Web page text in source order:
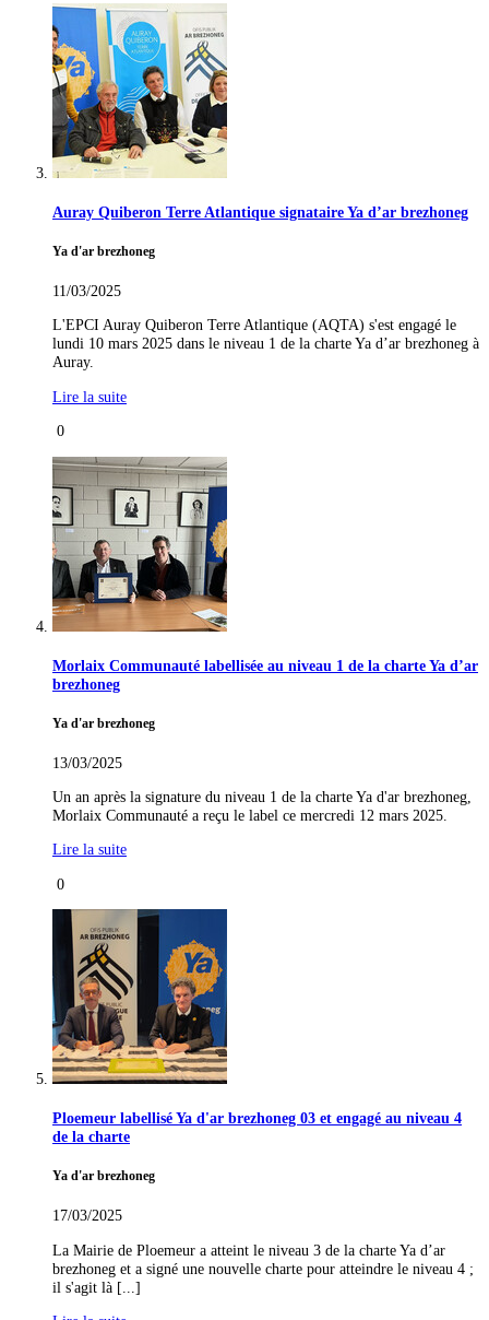
Auray Quiberon Terre Atlantique signataire Ya d’ar brezhoneg
Ya d'ar brezhoneg
11/03/2025
L'EPCI Auray Quiberon Terre Atlantique (AQTA) s'est engagé le
lundi 10 mars 2025 dans le niveau 1 de la charte Ya d’ar brezhoneg à
Auray.
Lire la suite
0
Morlaix Communauté labellisée au niveau 1 de la charte Ya d’ar
brezhoneg
Ya d'ar brezhoneg
13/03/2025
Un an après la signature du niveau 1 de la charte Ya d'ar brezhoneg,
Morlaix Communauté a reçu le label ce mercredi 12 mars 2025.
Lire la suite
0
Ploemeur labellisé Ya d'ar brezhoneg 03 et engagé au niveau 4
de la charte
Ya d'ar brezhoneg
17/03/2025
La Mairie de Ploemeur a atteint le niveau 3 de la charte Ya d’ar
brezhoneg et a signé une nouvelle charte pour atteindre le niveau 4 ;
il s'agit là [...]